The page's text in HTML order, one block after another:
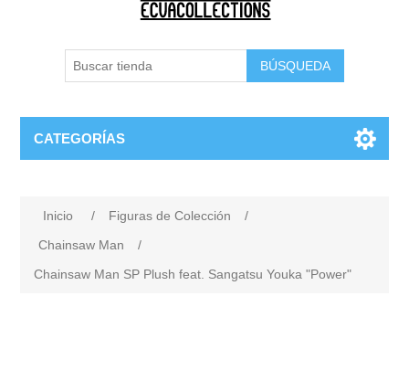
BÚSQUEDA
CATEGORÍAS
Inicio / Figuras de Colección
/
Chainsaw Man
/
Chainsaw Man SP Plush feat. Sangatsu Youka "Power"